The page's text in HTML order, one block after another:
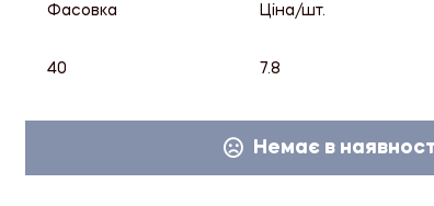
Фасовка Ціна/шт.
40 7.8
Немає в